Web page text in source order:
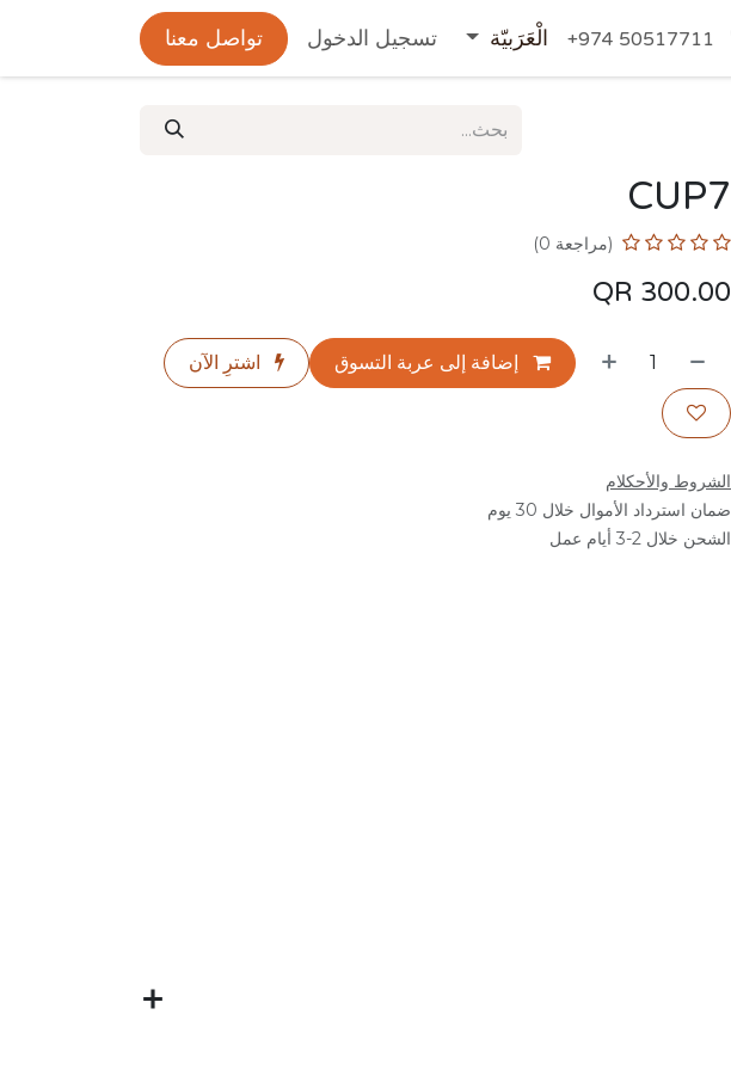
+974 50517711 الْعَرَبيّة تسجيل الدخول تواصل معنا
CUP7
(مراجعة 0)
300.00
إضافة إلى عربة التسوق اشترِ الآن
الشروط والأحكلام
ضمان استرداد الأموال خلال 30 يوم
الشحن خلال 2-3 أيام عمل